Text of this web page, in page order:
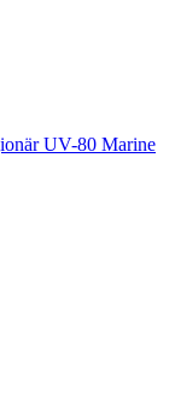
UV-80 Marine